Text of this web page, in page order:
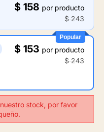
$ 158 por producto
$ 243
Popular
$ 153 por producto
$ 243
stock, por favor